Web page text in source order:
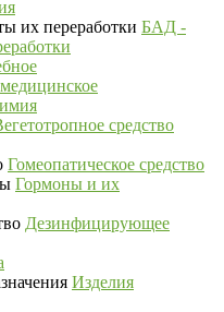
БАД -
средство
Гомеопатическое средство
Гормоны и их
Дезинфицирующее
Изделия